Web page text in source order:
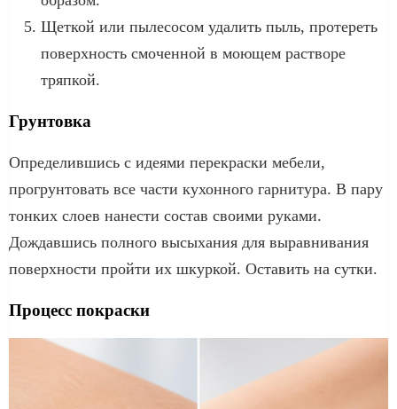
Щеткой или пылесосом удалить пыль, протереть
поверхность смоченной в моющем растворе
тряпкой.
Грунтовка
Определившись с идеями перекраски мебели,
прогрунтовать все части кухонного гарнитура. В пару
тонких слоев нанести состав своими руками.
Дождавшись полного высыхания для выравнивания
поверхности пройти их шкуркой. Оставить на сутки.
Процесс покраски